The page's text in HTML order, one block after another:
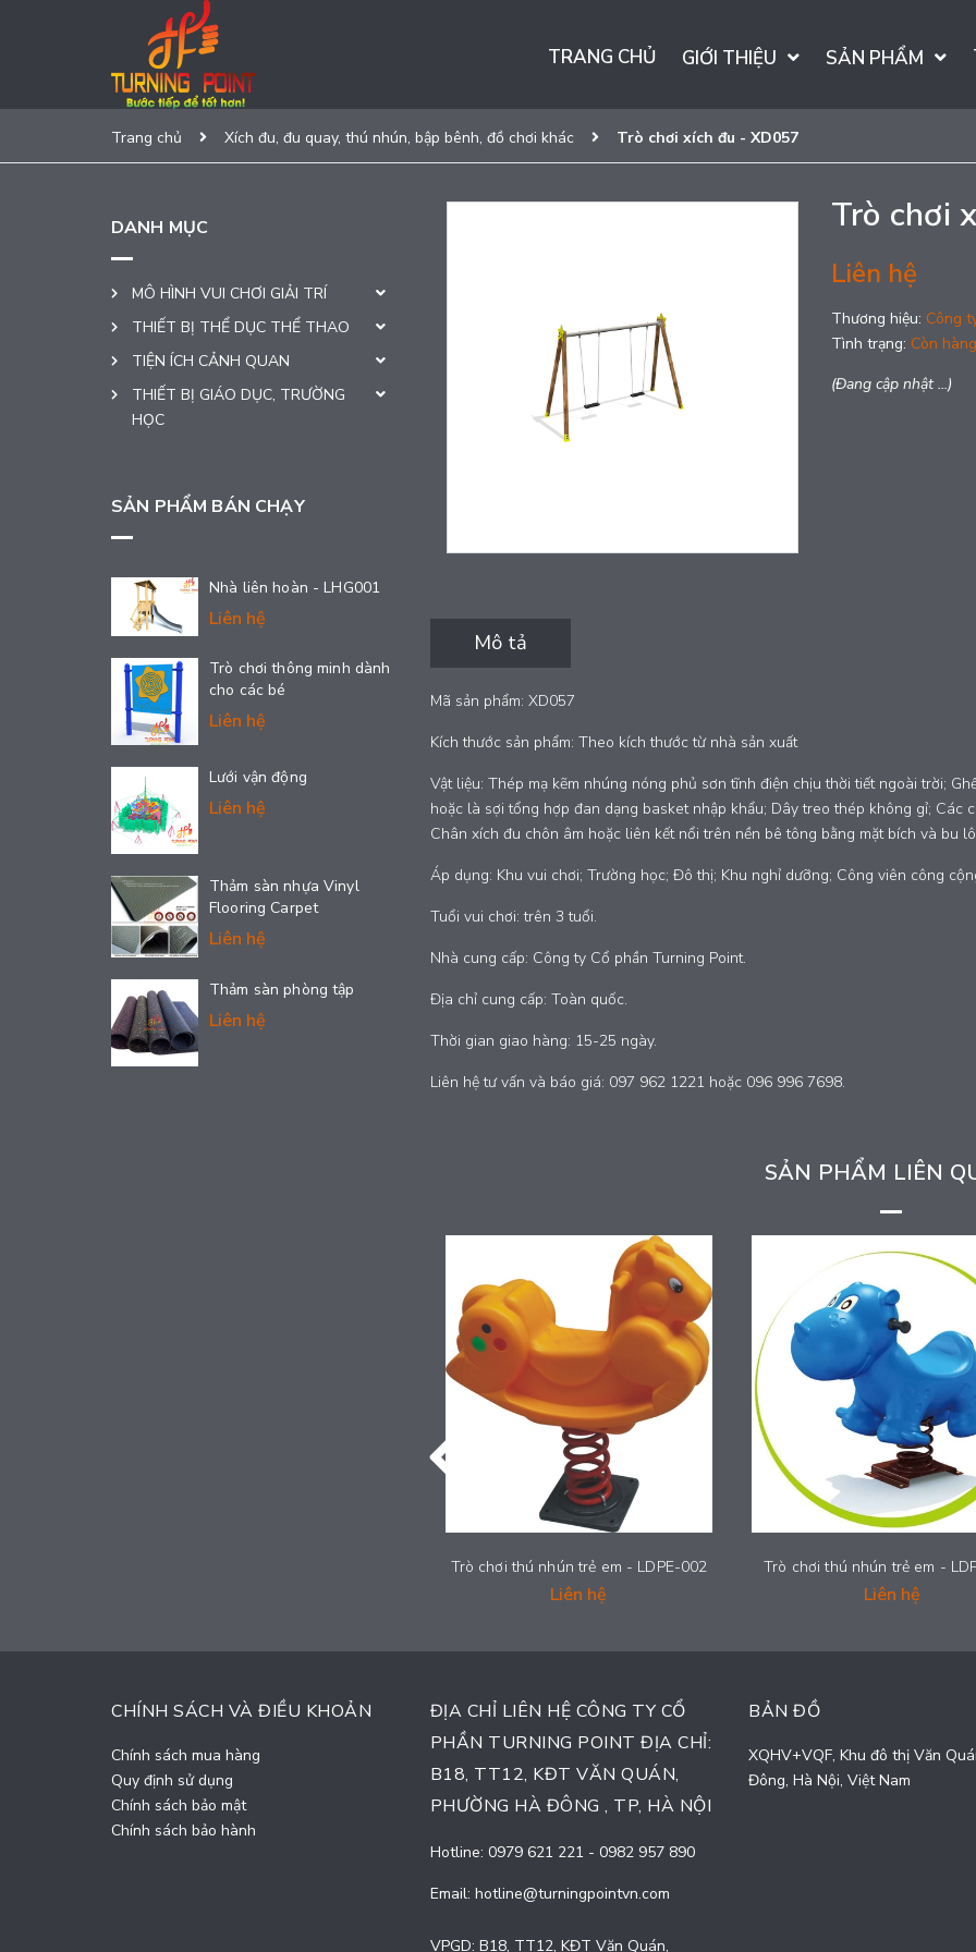
TRANG CHỦ GIỚI THIỆU SẢN PHẨM
Trang chủ Xích đu, đu quay, thú nhún, bập bênh, đồ chơi khác Trò chơi xích đu - XD057
Trò chơi
Liên hệ
Thương hiệu: Công
Tình trạng: Còn hàng
(Đang cập nhật ...)
Mô tả
Mã sản phẩm: XD057
Kích thước sản phẩm: Theo kích thước từ nhà sản xuất
Vật liệu: Thép mạ kẽm nhúng nóng phủ sơn tĩnh điện chịu thời tiết ngoài trời;
hoặc là sợi tổng hợp đan dạng basket nhập khẩu; Dây treo thép không gỉ; Các
Chân xích đu chôn âm hoặc liên kết nổi trên nền bê tông bằng mặt bích và bu
Áp dụng: Khu vui chơi; Trường học; Đô thị; Khu nghỉ dưỡng; Công viên công
Tuổi vui chơi: trên 3 tuổi.
Nhà cung cấp: Công ty Cổ phần Turning Point.
Địa chỉ cung cấp: Toàn quốc.
Thời gian giao hàng: 15-25 ngày.
Liên hệ tư vấn và báo giá: 097 962 1221 hoặc 096 996 7698.
SẢN PHẨM LIÊN
Trò chơi thú nhún trẻ em - LDPE-002
Liên hệ
Trò chơi thú nhún trẻ em -
Liên hệ
DANH MỤC
MÔ HÌNH VUI CHƠI GIẢI TRÍ
THIẾT BỊ THỂ DỤC THỂ THAO
TIỆN ÍCH CẢNH QUAN
THIẾT BỊ GIÁO DỤC, TRƯỜNG
HỌC
SẢN PHẨM BÁN CHẠY
Nhà liên hoàn - LHG001
Liên hệ
Trò chơi thông minh dành
cho các bé
Liên hệ
Lưới vận động
Liên hệ
Thảm sàn nhựa Vinyl
Flooring Carpet
Liên hệ
Thảm sàn phòng tập
Liên hệ
CHÍNH SÁCH VÀ ĐIỀU KHOẢN
Chính sách mua hàng
Quy định sử dụng
Chính sách bảo mật
Chính sách bảo hành
ĐỊA CHỈ LIÊN HỆ CÔNG TY CỔ
PHẦN TURNING POINT ĐỊA CHỈ:
B18, TT12, KĐT VĂN QUÁN,
PHƯỜNG HÀ ĐÔNG , TP, HÀ NỘI
Hotline: 0979 621 221 - 0982 957 890
Email: hotline@turningpointvn.com
VPGD: B18, TT12, KĐT Văn Quán,
BẢN ĐỒ
XQHV+VQF, Khu đô thị Văn
Đông, Hà Nội, Việt Nam